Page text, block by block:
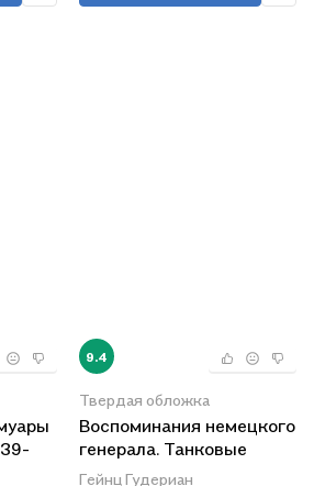
9.4
Твердая обложка
Воспоминания немецкого
генерала. Танковые
войска Германии во
Гейнц Гудериан